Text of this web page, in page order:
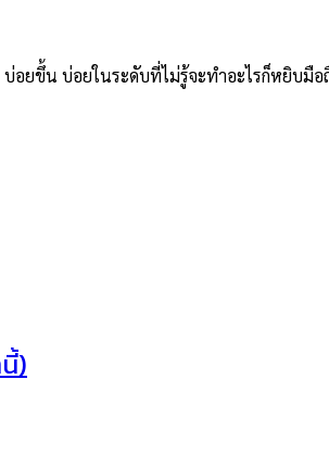
อยขึ้น บ่อยในระดับที่ไม่รู้จะทำอะไรก็หยิบ
)